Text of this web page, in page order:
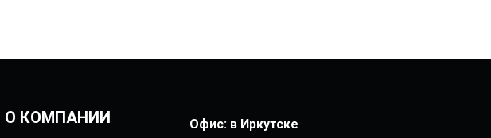
О КОМПАНИИ Офис: в Иркутске